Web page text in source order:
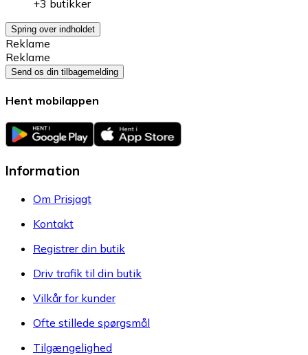
+3 butikker
Spring over indholdet
Reklame
Reklame
Send os din tilbagemelding
Hent mobilappen
Information
Om Prisjagt
Kontakt
Registrer din butik
Driv trafik til din butik
Vilkår for kunder
Ofte stillede spørgsmål
Tilgængelighed